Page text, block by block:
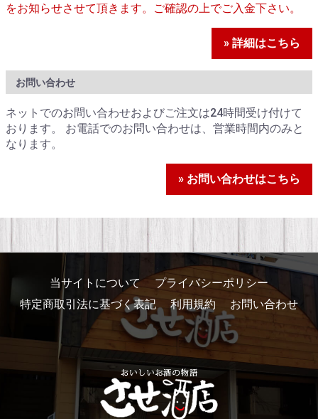
をお知らせさせて頂きます。ご確認の上でご入金下さい。
» 詳細はこちら
お問い合わせ
ネットでのお問い合わせおよびご注文は24時間受け付けて
おります。 お電話でのお問い合わせは、営業時間内のみと
なります。
» お問い合わせはこちら
当サイトについて
プライバシーポリシー
特定商取引法に基づく表記
利用規約 お問い合わせ